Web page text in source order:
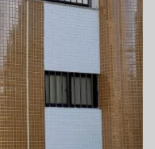
ED. MARES DO